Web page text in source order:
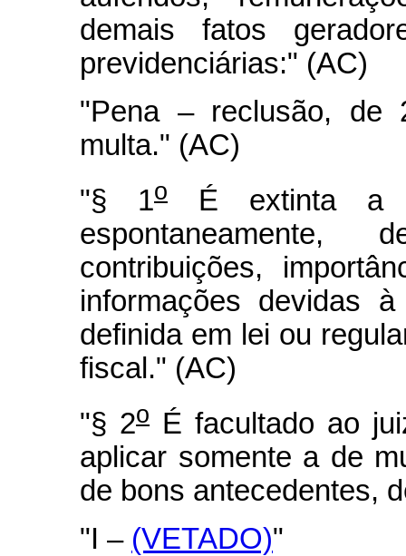
demais fatos
previdenciárias:" (AC)
"Pena – reclusão,
multa." (AC)
"§ 1o
É extinta a
contribuições,
informações devidas
definida em lei ou
fiscal." (AC)
"§ 2oÉ facultado ao
aplicar somente a de
de bons antecedentes,
"I – (VETADO)"